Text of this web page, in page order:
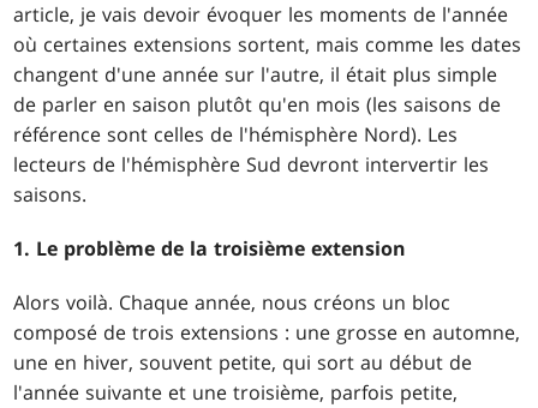
article, je vais devoir évoquer les moments de l'année
où certaines extensions sortent, mais comme les dates
changent d'une année sur l'autre, il était plus simple
de parler en saison plutôt qu'en mois (les saisons de
référence sont celles de l'hémisphère Nord). Les
lecteurs de l'hémisphère Sud devront intervertir les
saisons.
1. Le problème de la troisième extension
Alors voilà. Chaque année, nous créons un bloc
composé de trois extensions : une grosse en automne,
une en hiver, souvent petite, qui sort au début de
l'année suivante et une troisième, parfois petite,